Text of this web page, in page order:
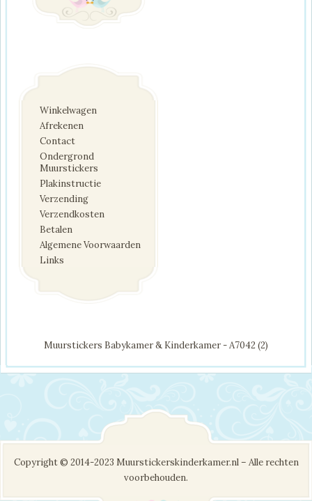
Winkelwagen
Afrekenen
Contact
Ondergrond
Muurstickers
Plakinstructie
Verzending
Verzendkosten
Betalen
Algemene Voorwaarden
Links
Muurstickers Babykamer & Kinderkamer - A7042 (2)
Copyright © 2014-2023 Muurstickerskinderkamer.nl – Alle rechten
voorbehouden.